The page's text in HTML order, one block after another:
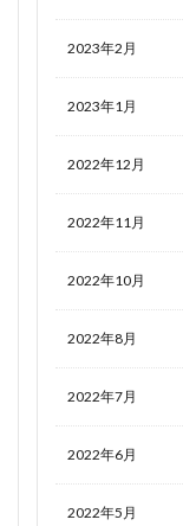
2023年2月
2023年1月
2022年12月
2022年11月
2022年10月
2022年8月
2022年7月
2022年6月
2022年5月